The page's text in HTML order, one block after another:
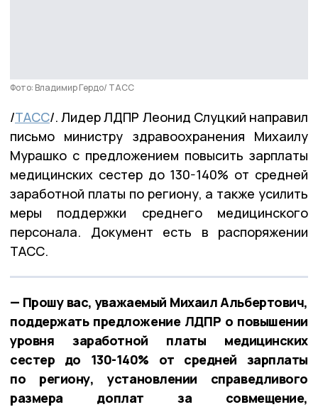
Фото: Владимир Гердо/ ТАСС
/ТАСС/. Лидер ЛДПР Леонид Слуцкий направил
письмо министру здравоохранения Михаилу
Мурашко с предложением повысить зарплаты
медицинских сестер до 130-140% от средней
заработной платы по региону, а также усилить
меры поддержки среднего медицинского
персонала. Документ есть в распоряжении
ТАСС.
— Прошу вас, уважаемый Михаил Альбертович,
поддержать предложение ЛДПР о повышении
уровня заработной платы медицинских
сестер до 130-140% от средней зарплаты
по региону, установлении справедливого
размера доплат за совмещение,